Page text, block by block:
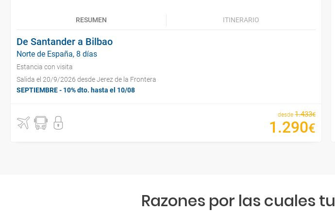
RESUMEN ITINERARIO
De Santander a Bilbao
Norte de España, 8 días
Estancia con visita
Salida el 20/9/2026 desde Jerez de la Frontera
SEPTIEMBRE - 10% dto. hasta el 10/08
desde 1.433€
1 .290€
Razones por las cuales tu